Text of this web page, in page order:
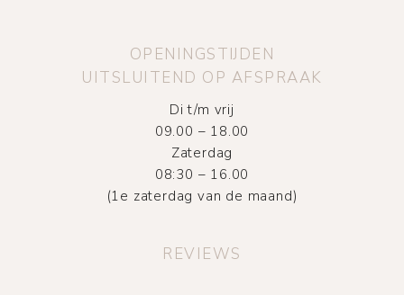
OPENINGSTIJDEN
UITSLUITEND OP AFSPRAAK
Di t/m vrij
09.00 – 18.00
Zaterdag
08:30 – 16.00
(1e zaterdag van de maand)
REVIEWS